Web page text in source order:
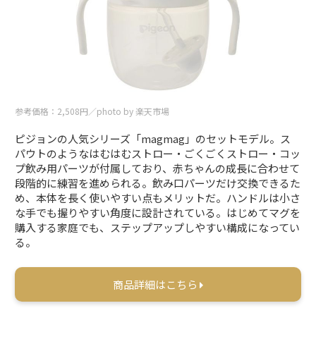
参考価格：2,508円／photo by 楽天市場
ピジョンの人気シリーズ「magmag」のセットモデル。ス
パウトのようなはむはむストロー・ごくごくストロー・コッ
プ飲み用パーツが付属しており、赤ちゃんの成長に合わせて
段階的に練習を進められる。飲み口パーツだけ交換できるた
め、本体を長く使いやすい点もメリットだ。ハンドルは小さ
な手でも握りやすい角度に設計されている。はじめてマグを
購入する家庭でも、ステップアップしやすい構成になってい
る。
商品詳細はこちら